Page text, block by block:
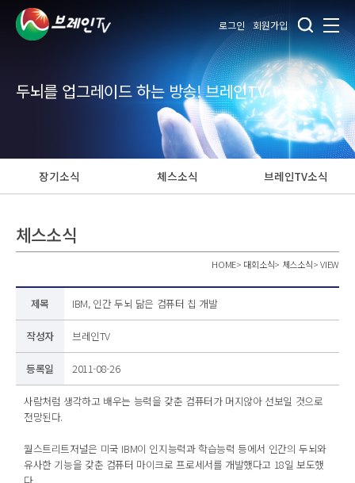
로그인 회원가입
두뇌를 업그레이드 하는 방송! 브레인TV
장기소식 체스소식 브레인TV소식
체스소식
HOME> 대회소식> 체스소식>VIEW
제목 IBM, 인간 두뇌 닮은 컴퓨터 칩 개발
작성자 브레인TV
등록일 2011-08-26
사람처럼 생각하고 배우는 능력을 갖춘 컴퓨터가 머지않아 선보일 것으로
전망된다.
월스트리트저널은 미국 IBM이 인지능력과 학습능력 등에서 인간의 두뇌와
유사한 기능을 갖춘 컴퓨터 마이크로 프로세서를 개발했다고 18일 보도했